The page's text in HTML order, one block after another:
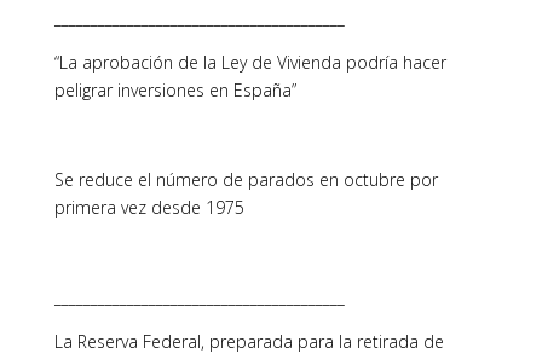
“La aprobación de la Ley de Vivienda podría hacer
peligrar inversiones en España”
Se reduce el número de parados en octubre por
primera vez desde 1975
La Reserva Federal, preparada para la retirada de